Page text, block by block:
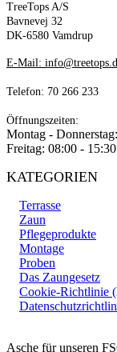
TreeTops A/S
Bavnevej 32
DK-6580 Vamdrup
E-Mail:
Telefon: 70 266 233
Öffnungszeiten:
Montag -
Freitag: 08:00 - 15:30
KATEGORIEN
Terrasse
Zaun
Pflegeprodukte
Montage
Proben
Das Zaungesetz
Cookie-Richtlinie
Asche für unseren